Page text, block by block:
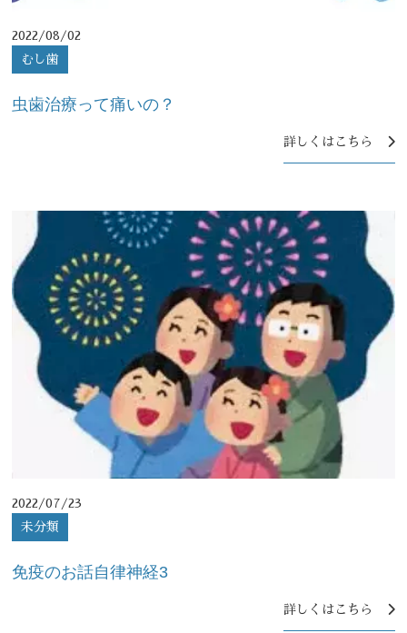
2022/08/02
むし歯
虫歯治療って痛いの？
詳しくはこちら
2022/07/23
未分類
免疫のお話自律神経3
詳しくはこちら